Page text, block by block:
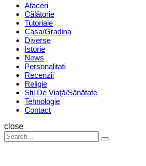
Menu Afaceri
Călătorie
Tutoriale
Casa/Gradina
Diverse
Istorie
News
Personalitati
Recenzii
Religie
Stil De Viaţă/Sănătate
Tehnologie
Contact
Search
close
Search
for:
Search